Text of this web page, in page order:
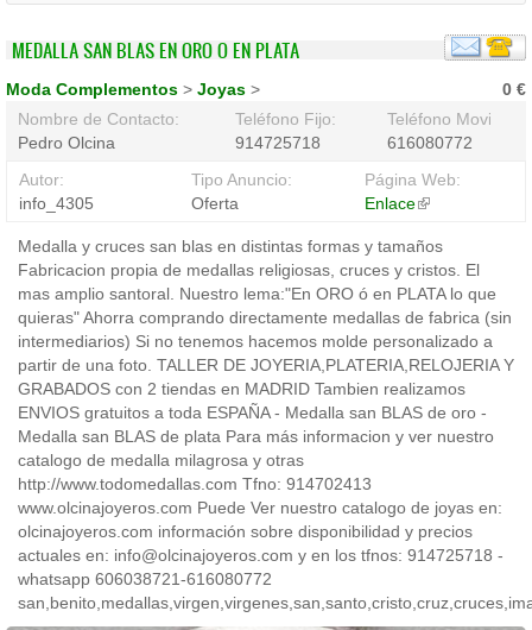
MEDALLA SAN BLAS EN ORO O EN PLATA
0 €
Moda Complementos > Joyas >
Nombre de Contacto:
Pedro Olcina
Teléfono Fijo:
914725718
Teléfono Movil:
616080772
Autor:
info_4305
Tipo Anuncio:
Oferta
Página Web:
Enlace(link
external)
Medalla y cruces san blas en distintas formas y tamaños
Fabricacion propia de medallas religiosas, cruces y cristos. El
mas amplio santoral. Nuestro lema:"En ORO ó en PLATA lo que
quieras" Ahorra comprando directamente medallas de fabrica (sin
intermediarios) Si no tenemos hacemos molde personalizado a
partir de una foto. TALLER DE JOYERIA,PLATERIA,RELOJERIA Y
GRABADOS con 2 tiendas en MADRID Tambien realizamos
ENVIOS gratuitos a toda ESPAÑA - Medalla san BLAS de oro -
Medalla san BLAS de plata Para más informacion y ver nuestro
catalogo de medalla milagrosa y otras
http://www.todomedallas.com Tfno: 914702413
www.olcinajoyeros.com Puede Ver nuestro catalogo de joyas en:
olcinajoyeros.com información sobre disponibilidad y precios
actuales en: info@olcinajoyeros.com y en los tfnos: 914725718 -
whatsapp 606038721-616080772